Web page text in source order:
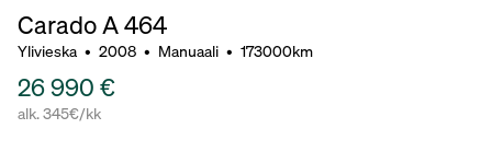
Carado A 464
Ylivieska • 2008 • Manuaali • 173000km
26 990 €
alk. 345€/kk